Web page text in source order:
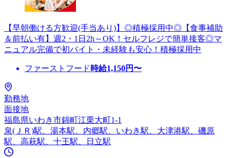
【早朝働ける方歓迎(手当あり)】◎積極採用中◎【食事補助
＆前払い有】週2・1日2h～OK！セルフレジで簡単接客◎マ
ニュアル完備で初バイト・未経験も安心！積極採用中
ファーストフード 時給1,150円〜
勤務地
面接地
福島県いわき市錦町江栗大町1-1
泉(ＪＲ)駅、湯本駅、内郷駅、いわき駅、大津港駅、磯原
駅、高萩駅、十王駅、日立駅